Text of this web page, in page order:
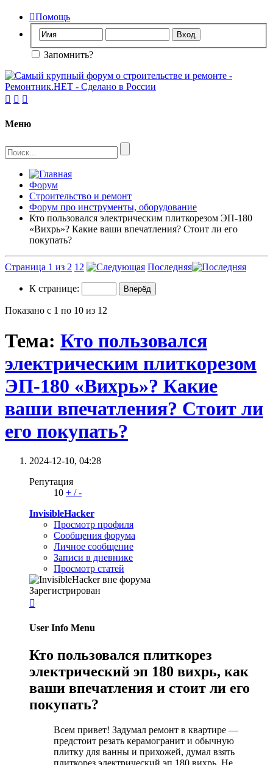
Помощь
Запомнить?
  
Меню
Форум
Строительство и ремонт
Форум про инструменты, оборудование
Кто пользовался электрическим плиткорезом ЭП-180
«Вихрь»? Какие ваши впечатления? Стоит ли его
покупать?
Страница 1 из 2 1 2 Последняя
К странице:
Показано с 1 по 10 из 12
Тема: Кто пользовался
электрическим плиткорезом
ЭП-180 «Вихрь»? Какие
ваши впечатления? Стоит ли
его покупать?
2024-12-10, 04:28
Репутация
10 + /-
InvisibleHacker
Просмотр профиля
Сообщения форума
Личное сообщение
Записи в дневнике
Просмотр статей
Зарегистрирован

User Info Menu
Кто пользовался плиткорез
электрический эп 180 вихрь, как
ваши впечатления и стоит ли его
покупать?
Всем привет! Задумал ремонт в квартире —
предстоит резать керамогранит и обычную
плитку для ванны и прихожей, думал взять